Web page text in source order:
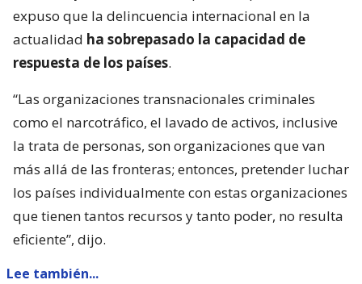
expuso que la delincuencia internacional en la
actualidad ha sobrepasado la capacidad de
respuesta de los países.
“Las organizaciones transnacionales criminales
como el narcotráfico, el lavado de activos, inclusive
la trata de personas, son organizaciones que van
más allá de las fronteras; entonces, pretender luchar
los países individualmente con estas organizaciones
que tienen tantos recursos y tanto poder, no resulta
eficiente”, dijo.
Lee también...